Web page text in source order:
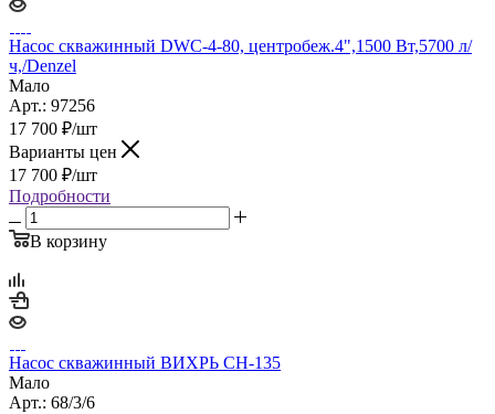
Насос скважинный DWC-4-80, центробеж.4",1500 Вт,5700 л/
ч,/Denzel
Мало
Арт.: 97256
17 700 ₽/шт
Варианты цен
17 700 ₽/шт
Подробности
В корзину
Насос скважинный ВИХРЬ СН-135
Мало
Арт.: 68/3/6